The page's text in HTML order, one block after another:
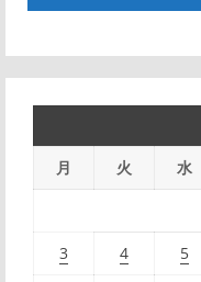
月 火 水
3 4 5